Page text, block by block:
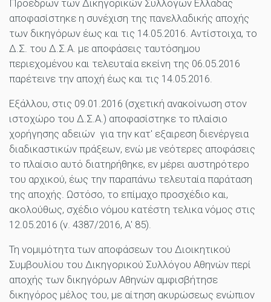
Προέδρων των Δικηγορικών Συλλόγων Ελλάδας
αποφασίστηκε η συνέχιση της πανελλαδικής αποχής
των δικηγόρων έως και τις 14.05.2016. Αντίστοιχα, το
Δ.Σ. του Δ.Σ.Α. με αποφάσεις ταυτόσημου
περιεχομένου και τελευταία εκείνη της 06.05.2016
παρέτεινε την αποχή έως και τις 14.05.2016.
Εξάλλου, στις 09.01.2016 (σχετική ανακοίνωση στον
ιστοχώρο του Δ.Σ.Α.) αποφασίστηκε το πλαίσιο
χορήγησης αδειών για την κατ' εξαιρεση διενέργεια
διαδικαστικών πράξεων, ενώ με νεότερες αποφάσεις
το πλαίσιο αυτό διατηρήθηκε, εν μέρει αυστηρότερο
του αρχικού, έως την παραπάνω τελευταία παράταση
της αποχής. Ωστόσο, το επίμαχο προσχέδιο και,
ακολούθως, σχέδιο νόμου κατέστη τελικα νόμος στις
12.05.2016 (ν. 4387/2016, Α' 85).
Τη νομιμότητα των αποφάσεων του Διοικητικού
Συμβουλίου του Δικηγορικού Συλλόγου Αθηνών περί
αποχής των δικηγόρων Αθηνών αμφισβήτησε
δικηγόρος μέλος του, με αίτηση ακυρώσεως ενώπιον